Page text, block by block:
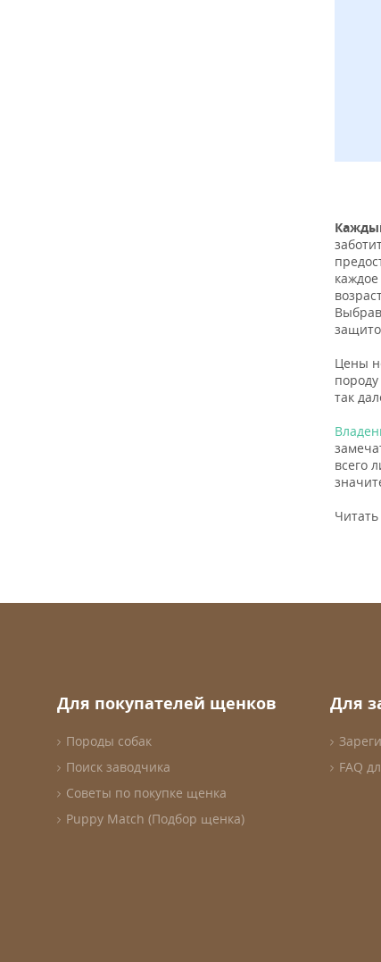
Цены
так
всего
Для покупателей щенков
Породы собак
Поиск заводчика
Советы по покупке щенка
Puppy Match (Подбор щенка)
Для
FAQ